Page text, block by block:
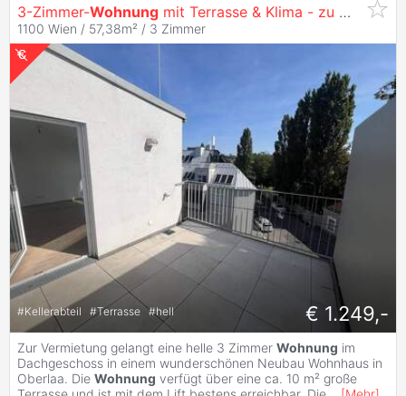
3-Zimmer-Wohnung mit Terrasse & Klima - zu mieten
1100 Wien / 57,38m² / 3 Zimmer
#Kellerabteil #Terrasse #hell € 1.249,-
Zur Vermietung gelangt eine helle 3 Zimmer Wohnung im
Dachgeschoss in einem wunderschönen Neubau Wohnhaus in
Oberlaa. Die Wohnung verfügt über eine ca. 10 m² große